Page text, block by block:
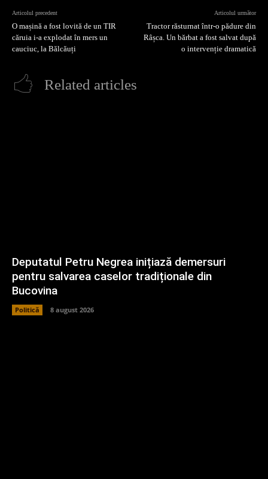
Articolul precedent
O mașină a fost lovită de un TIR
căruia i-a explodat în mers un
cauciuc, la Bălcăuți
Articolul următor
Tractor răsturnat într-o pădure din
Râșca. Un bărbat a fost salvat după
o intervenție dramatică
Related articles
Deputatul Petru Negrea inițiază demersuri
pentru salvarea caselor tradiționale din
Bucovina
Politică 8 august 2026